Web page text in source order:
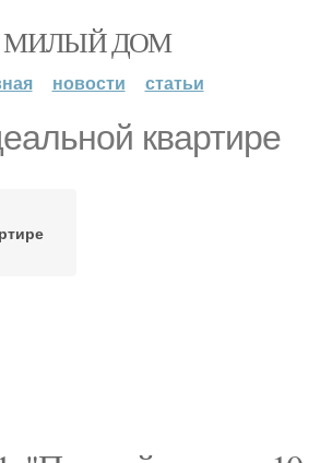
МИЛЫЙ ДОМ
новости статьи
квартире